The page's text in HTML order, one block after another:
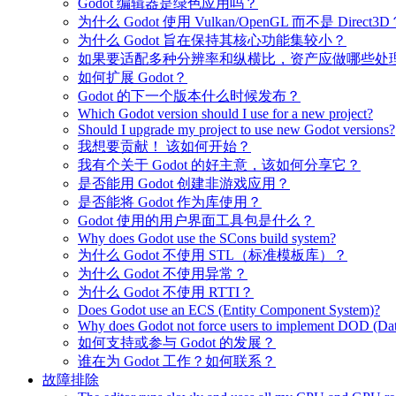
Godot 编辑器是绿色应用吗？
为什么 Godot 使用 Vulkan/OpenGL 而不是 Direct3D
为什么 Godot 旨在保持其核心功能集较小？
如果要适配多种分辨率和纵横比，资产应做哪些处
如何扩展 Godot？
Godot 的下一个版本什么时候发布？
Which Godot version should I use for a new project?
Should I upgrade my project to use new Godot versions?
我想要贡献！ 该如何开始？
我有个关于 Godot 的好主意，该如何分享它？
是否能用 Godot 创建非游戏应用？
是否能将 Godot 作为库使用？
Godot 使用的用户界面工具包是什么？
Why does Godot use the SCons build system?
为什么 Godot 不使用 STL（标准模板库）？
为什么 Godot 不使用异常？
为什么 Godot 不使用 RTTI？
Does Godot use an ECS (Entity Component System)?
Why does Godot not force users to implement DOD
如何支持或参与 Godot 的发展？
谁在为 Godot 工作？如何联系？
故障排除